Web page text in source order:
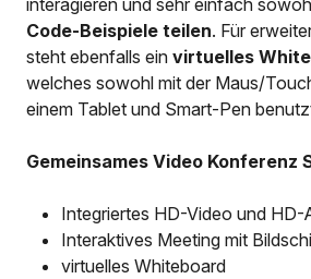
Code-Beispiele teilen. Für
steht ebenfalls ein virtuelles
welches sowohl mit der Maus/
einem Tablet und Smart-Pen
Gemeinsames Video Konferenz
Integriertes HD-Video und HD-
Interaktives Meeting mit
virtuelles Whiteboard